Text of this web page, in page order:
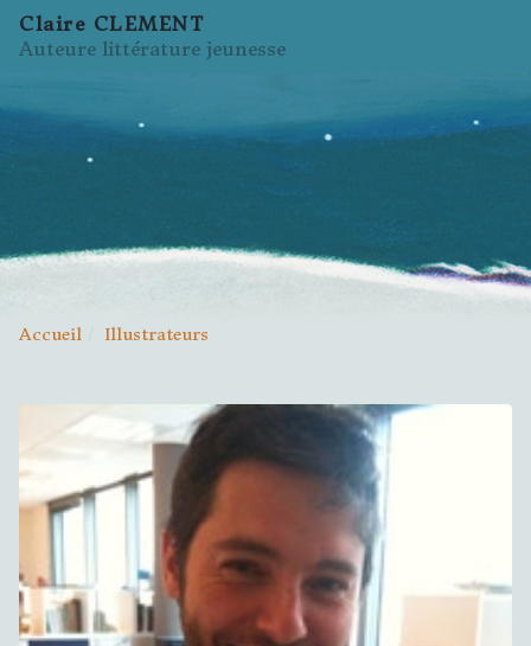
Claire CLEMENT
Auteure littérature jeunesse
Accueil Illustrateurs